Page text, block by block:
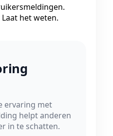
het weten.
ervaring met
helpt anderen
in te schatten.